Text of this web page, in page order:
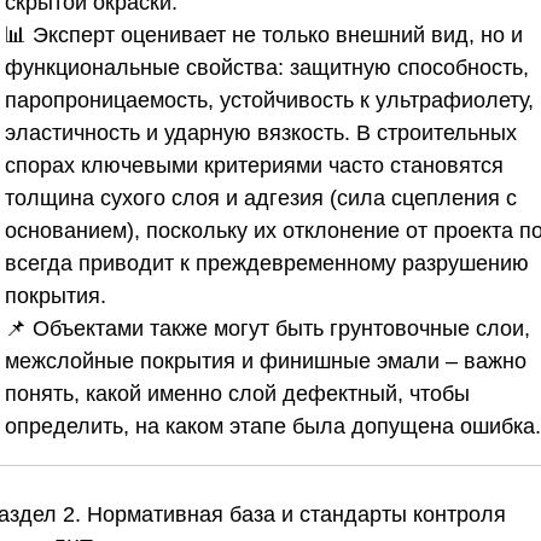
📊 Эксперт оценивает не только внешний вид, но и
функциональные свойства: защитную способность,
паропроницаемость, устойчивость к ультрафиолету,
эластичность и ударную вязкость. В строительных
спорах ключевыми критериями часто становятся
толщина сухого слоя и адгезия (сила сцепления с
основанием), поскольку их отклонение от проекта
всегда приводит к преждевременному разрушению
покрытия.
📌 Объектами также могут быть грунтовочные слои,
межслойные покрытия и финишные эмали – важно
понять, какой именно слой дефектный, чтобы
определить, на каком этапе была допущена ошибка.
2. Нормативная база и стандарты контроля